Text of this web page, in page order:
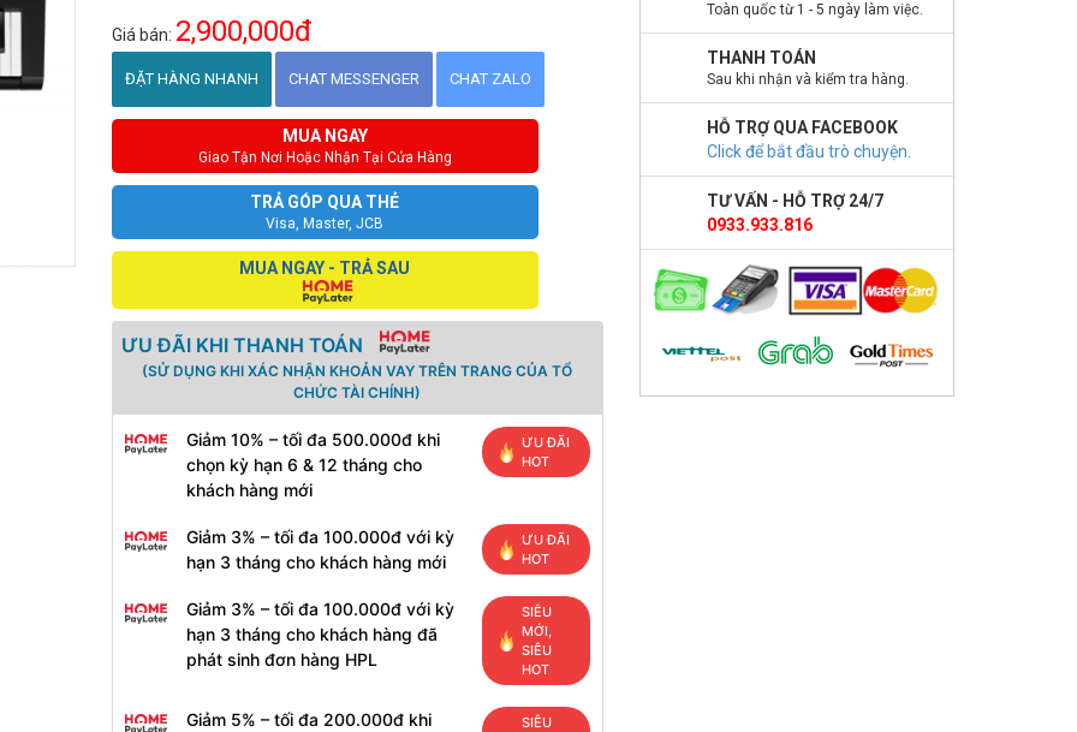
Giá bán: 2,900,000đ
ĐẶT HÀNG NHANH CHAT MESSENGER CHAT ZALO
MUA NGAY
Giao Tận Nơi Hoặc Nhận Tại Cửa Hàng
TRẢ GÓP QUA THẺ
Visa, Master, JCB
MUA NGAY - TRẢ SAU
ƯU ĐÃI KHI THANH TOÁN
(SỬ DỤNG KHI XÁC NHẬN KHOẢN VAY TRÊN TRANG CỦA TỔ
CHỨC TÀI CHÍNH)
Giảm 10% – tối đa 500.000đ khi
chọn kỳ hạn 6 & 12 tháng cho
khách hàng mới
ƯU ĐÃI
HOT
Giảm 3% – tối đa 100.000đ với kỳ
hạn 3 tháng cho khách hàng mới
ƯU ĐÃI
HOT
Giảm 3% – tối đa 100.000đ với kỳ
hạn 3 tháng cho khách hàng đã
phát sinh đơn hàng HPL
SIÊU
MỚI,
SIÊU
HOT
Giảm 5% – tối đa 200.000đ khi
SIÊU
Toàn quốc từ 1 - 5 ngày làm việc.
THANH TOÁN
Sau khi nhận và kiểm tra hàng.
HỖ TRỢ QUA FACEBOOK
Click để bắt đầu trò chuyện.
TƯ VẤN - HỖ TRỢ 24/7
0933.933.816